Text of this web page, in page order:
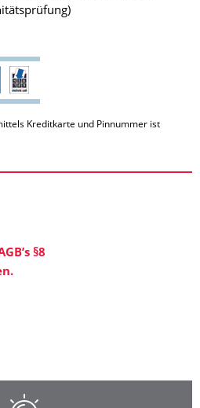
Kreditkarte und Pinnummer ist
§8